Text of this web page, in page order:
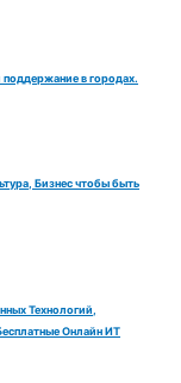
в городах.
Бизнес чтобы быть
Технологий,
Онлайн ИТ